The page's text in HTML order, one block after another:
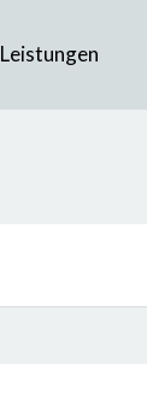
Leistungen